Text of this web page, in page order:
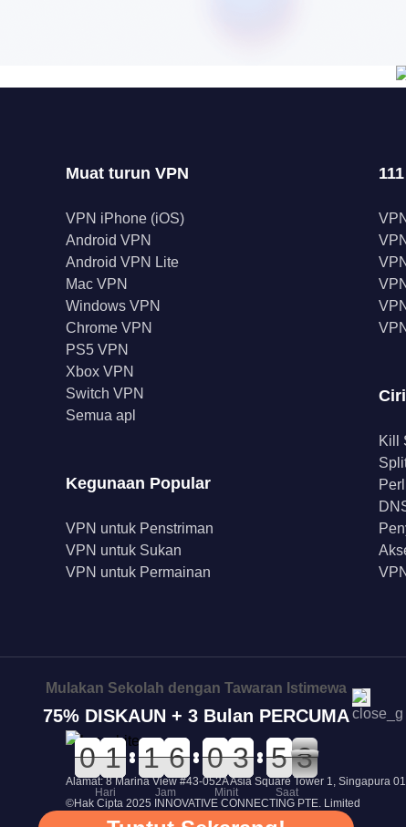
Muat turun VPN
VPN iPhone (iOS)
Android VPN
Android VPN Lite
Mac VPN
Windows VPN
Chrome VPN
PS5 VPN
Xbox VPN
Switch VPN
Semua apl
Kegunaan Popular
VPN untuk Penstriman
VPN untuk Sukan
VPN untuk Permainan
Kill
Alamat: 8 Marina View #43-052A Asia Square Tower 1, Singapura
©Hak Cipta 2025 INNOVATIVE CONNECTING PTE. Limited
Mulakan Sekolah dengan Tawaran Istimewa
75% DISKAUN + 3 Bulan PERCUMA
0
0
0
0 0
0
1
1 0
0
1
1 0
0
6
6 0
0
0
0 4
4
3
3 0
0
5
5 3
2
2
Hari Jam Minit Saat